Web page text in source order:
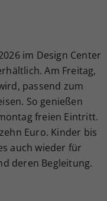
im Design Center
Am Freitag,
passend zum
So genießen
freien Eintritt.
Euro. Kinder bis
auch wieder für
deren Begleitung.